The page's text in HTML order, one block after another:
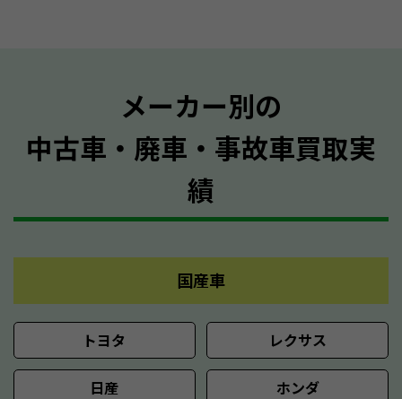
メーカー別の
中古車・廃車・事故車買取実
績
国産車
トヨタ レクサス
日産 ホンダ